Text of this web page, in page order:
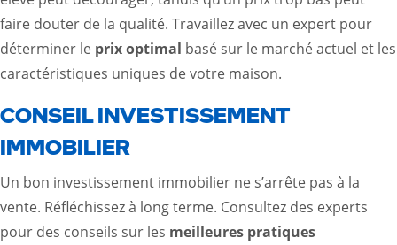
faire douter de la qualité. Travaillez avec un expert pour
déterminer le prix optimal basé sur le marché actuel et les
caractéristiques uniques de votre maison.
CONSEIL INVESTISSEMENT
IMMOBILIER
Un bon investissement immobilier ne s’arrête pas à la
vente. Réfléchissez à long terme. Consultez des experts
pour des conseils sur les meilleures pratiques